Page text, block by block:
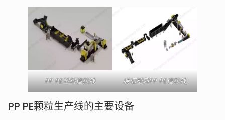
PP PE塑料造粒线 废旧塑料PP PE造粒线
PP PE颗粒生产线的主要设备